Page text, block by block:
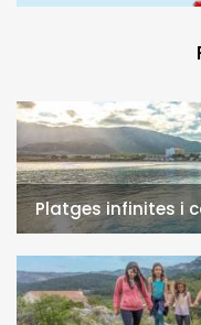
Platges infinites i